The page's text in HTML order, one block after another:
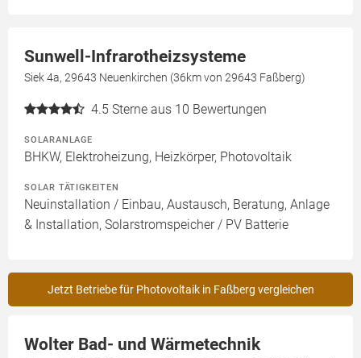
Sunwell-Infrarotheizsysteme
Siek 4a, 29643 Neuenkirchen (36km von 29643 Faßberg)
4.5 Sterne aus 10 Bewertungen
SOLARANLAGE
BHKW, Elektroheizung, Heizkörper, Photovoltaik
SOLAR TÄTIGKEITEN
Neuinstallation / Einbau, Austausch, Beratung, Anlage
& Installation, Solarstromspeicher / PV Batterie
Jetzt Betriebe für Photovoltaik in Faßberg vergleichen
Wolter Bad- und Wärmetechnik